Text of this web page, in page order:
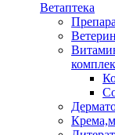
Ветаптека